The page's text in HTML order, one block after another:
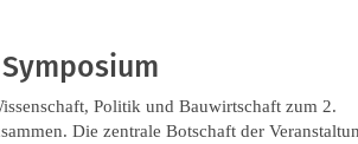
Politik und Bauwirtschaft zum 2.
Die zentrale Botschaft der